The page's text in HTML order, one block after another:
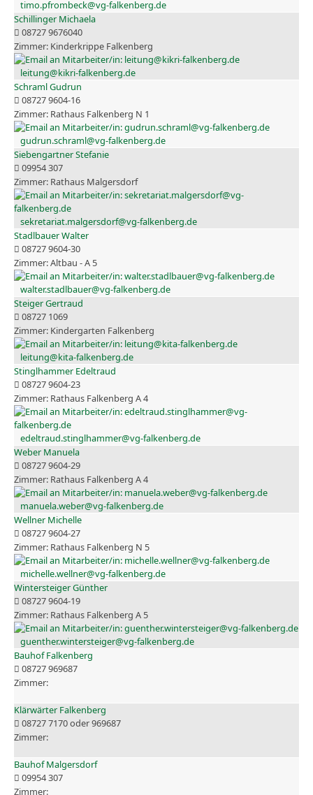
timo.pfrombeck@vg-falkenberg.de
Schillinger Michaela
08727 9676040
Kinderkrippe Falkenberg
leitung@kikri-falkenberg.de
Schraml Gudrun
08727 9604-16
Rathaus Falkenberg N 1
gudrun.schraml@vg-falkenberg.de
Siebengartner Stefanie
09954 307
Rathaus Malgersdorf
sekretariat.malgersdorf@vg-falkenberg.de
Stadlbauer Walter
08727 9604-30
Altbau - A 5
walter.stadlbauer@vg-falkenberg.de
Steiger Gertraud
08727 1069
Kindergarten Falkenberg
leitung@kita-falkenberg.de
Stinglhammer Edeltraud
08727 9604-23
Rathaus Falkenberg A 4
edeltraud.stinglhammer@vg-falkenberg.de
Weber Manuela
08727 9604-29
Rathaus Falkenberg A 4
manuela.weber@vg-falkenberg.de
Wellner Michelle
08727 9604-27
Rathaus Falkenberg N 5
michelle.wellner@vg-falkenberg.de
Wintersteiger Günther
08727 9604-19
Rathaus Falkenberg A 5
guenther.wintersteiger@vg-falkenberg.de
Bauhof Falkenberg
08727 969687
Klärwärter Falkenberg
08727 7170 oder 969687
Bauhof Malgersdorf
09954 307